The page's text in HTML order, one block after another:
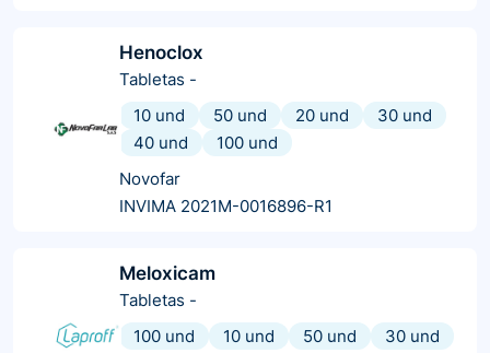
Henoclox
Tabletas -
10 und
50 und 20 und
30 und
40 und
100 und
Novofar
INVIMA 2021M-0016896-R1
Meloxicam
Tabletas -
100 und
10 und 50 und
30 und